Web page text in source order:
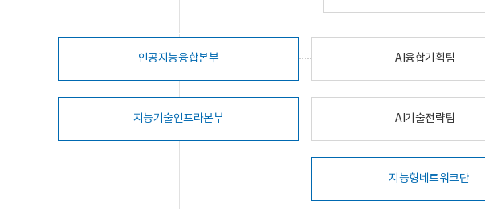
인공지능융합본부 AI융합기획팀
지능기술인프라본부 AI기술전략팀
지능형네트워크단